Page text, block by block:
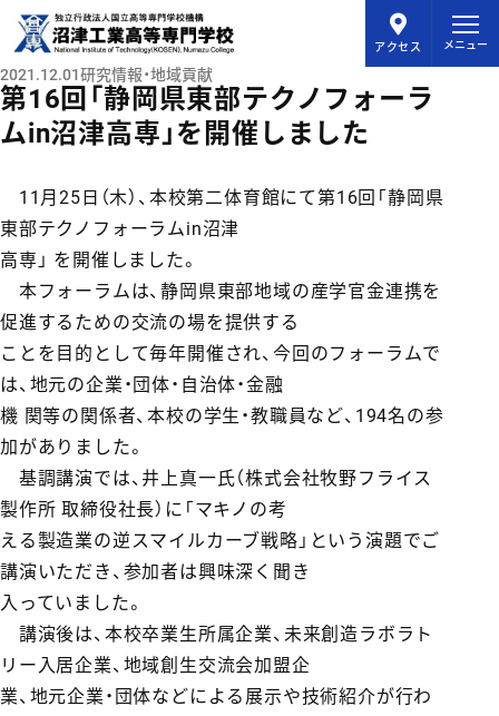
アクセス メニュー
第16回「静岡県東部テクノフォーラ
ムin沼津高専」を開催しました
2021.12.01研究情報・地域貢献
11月25日（木）、本校第二体育館にて第16回「静岡県
東部テクノフォーラムin沼津
高専」 を開催しました。
本フォーラムは、静岡県東部地域の産学官金連携を
促進するための交流の場を提供する
ことを目的として毎年開催され、今回のフォーラムで
は、地元の企業・団体・自治体・金融
機 関等の関係者、本校の学生・教職員など、194名の参
加がありました。
基調講演では、井上真一氏（株式会社牧野フライス
製作所 取締役社長）に「マキノの考
える製造業の逆スマイルカーブ戦略」という演題でご
講演いただき、参加者は興味深く聞き
入っていました。
講演後は、本校卒業生所属企業、未来創造ラボラト
リー入居企業、地域創生交流会加盟企
業、地元企業・団体などによる展示や技術紹介が行わ